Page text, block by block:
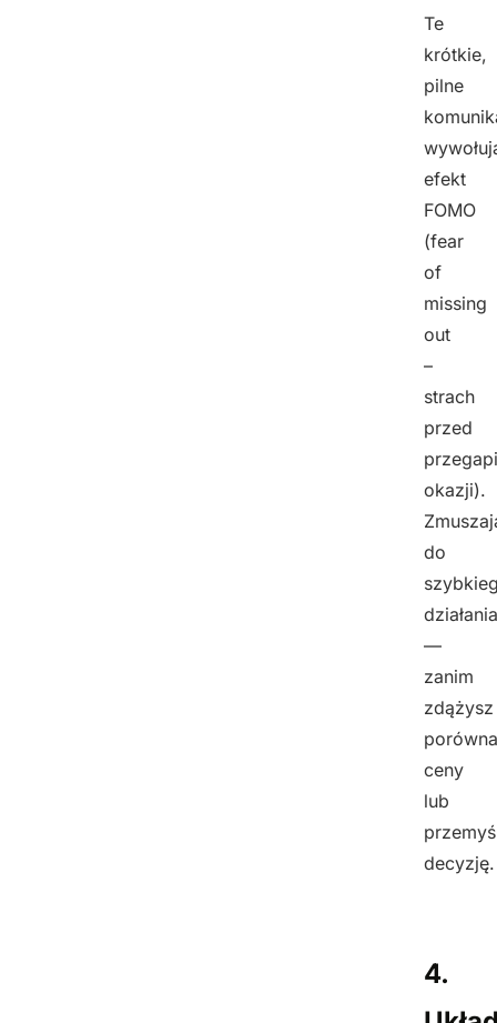
Te
krótkie,
pilne
efekt
FOMO
(fear
of
missing
out
–
strach
przed
okazji).
do
działania
—
zanim
zdążysz
ceny
lub
decyzję.
4.